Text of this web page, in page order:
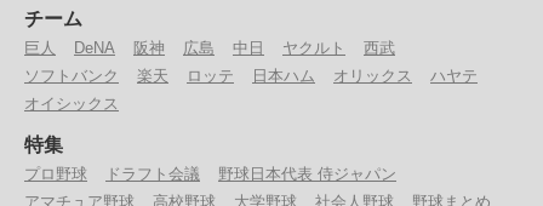
チーム
巨人 DeNA 阪神 広島 中日 ヤクルト
西武
ソフトバンク
楽天 ロッテ 日本ハム オリックス
ハヤテ
オイシックス
特集
プロ野球 ドラフト会議
野球日本代表 侍ジャパン
アマチュア野球
高校野球 大学野球 社会人野球 野球まとめ